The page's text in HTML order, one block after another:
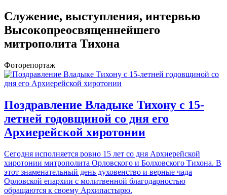
Служение, выступления, интервью
Высокопреосвященнейшего
митрополита Тихона
Фоторепортаж
Поздравление Владыке Тихону с 15-
летней годовщиной со дня его
Архиерейской хиротонии
Сегодня исполняется ровно 15 лет со дня Архиерейской
хиротонии митрополита Орловского и Болховского Тихона. В
этот знаменательный день духовенство и верные чада
Орловской епархии с молитвенной благодарностью
обращаются к своему Архипастырю.